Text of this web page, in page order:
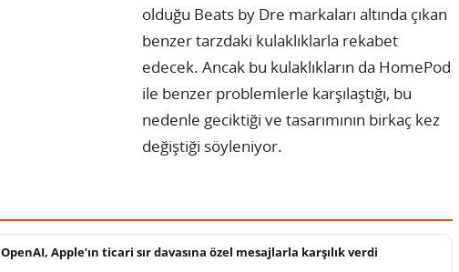
olduğu Beats by Dre markaları altında çıkan
benzer tarzdaki kulaklıklarla rekabet
edecek. Ancak bu kulaklıkların da HomePod
ile benzer problemlerle karşılaştığı, bu
nedenle geciktiği ve tasarımının birkaç kez
değiştiği söyleniyor.
OpenAI, Apple’ın ticari sır davasına özel mesajlarla karşılık verdi